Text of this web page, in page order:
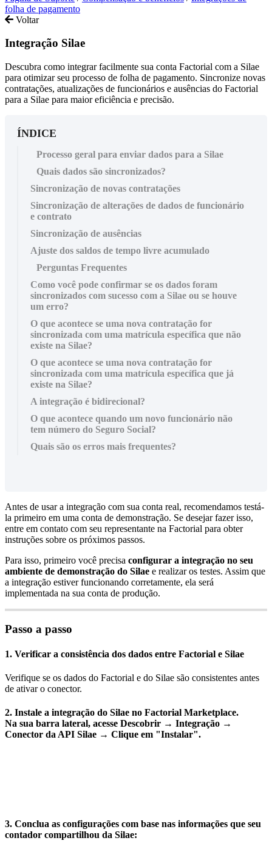
folha de pagamento
Voltar
Integração Silae
Descubra como integrar facilmente sua conta Factorial com a Silae
para otimizar seu processo de folha de pagamento. Sincronize novas
contratações, atualizações de funcionários e ausências do Factorial
para a Silae para maior eficiência e precisão.
ÍNDICE
Processo geral para enviar dados para a Silae
Quais dados são sincronizados?
Sincronização de novas contratações
Sincronização de alterações de dados de funcionário
e contrato
Sincronização de ausências
Ajuste dos saldos de tempo livre acumulado
Perguntas Frequentes
Como você pode confirmar se os dados foram
sincronizados com sucesso com a Silae ou se houve
um erro?
O que acontece se uma nova contratação for
sincronizada com uma matrícula específica que não
existe na Silae?
O que acontece se uma nova contratação for
sincronizada com uma matrícula específica que já
existe na Silae?
A integração é bidirecional?
O que acontece quando um novo funcionário não
tem número do Seguro Social?
Quais são os erros mais frequentes?
Antes de usar a integração com sua conta real, recomendamos testá-
la primeiro em uma conta de demonstração. Se desejar fazer isso,
entre em contato com seu representante na Factorial para obter
instruções sobre os próximos passos.
Para isso, primeiro você precisa configurar a integração no seu
ambiente de demonstração do Silae e realizar os testes. Assim que
a integração estiver funcionando corretamente, ela será
implementada na sua conta de produção.
Passo a passo
1. Verificar a consistência dos dados entre Factorial e Silae
Verifique se os dados do Factorial e do Silae são consistentes antes
de ativar o conector.
2. Instale a integração do Silae no Factorial Marketplace.
Na sua barra lateral, acesse Descobrir → Integração →
Conector daAPI Silae → Clique em "Instalar".
3. Conclua as configurações com base nas informações que seu
contador compartilhou da Silae: